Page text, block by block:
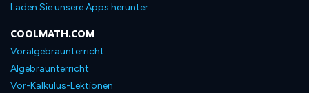
Laden Sie unsere Apps herunter
COOLMATH.COM
Voralgebraunterricht
Algebraunterricht
Vor-Kalkulus-Lektionen